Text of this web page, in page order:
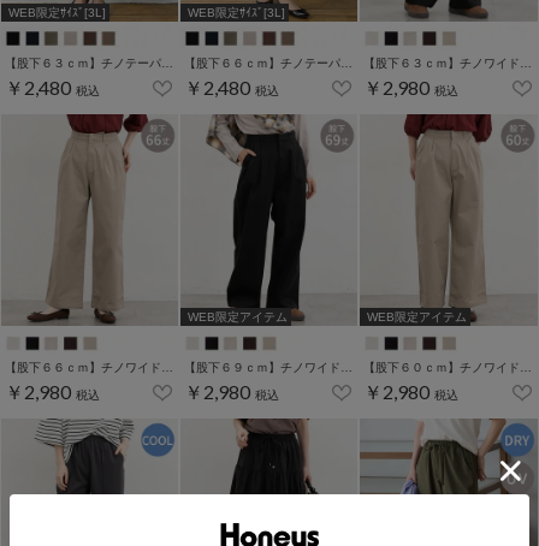
WEB限定ｻｲｽﾞ[3L]
￥2,480 税込
WEB限定ｻｲｽﾞ[3L]
￥2,480 税込 ￥2,980 税込
￥2,980 税込
WEB限定アイテム
￥2,980 税込
WEB限定アイテム
￥2,980 税込